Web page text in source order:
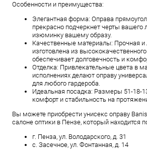
Особенности и преимущества:
Элегантная форма: Оправа
прекрасно подчеркнет черты вашего
изюминку вашему образу.
Качественные материалы: Прочная и
изготовлена из
обеспечивает долговечность и
Отделка: Привлекательные цвета в
исполнениях делают оправу
для любого гардероба.
Идеальная посадка: Размеры 51-18-
комфорт и стабильность на
Вы можете приобрести унисекс оправу
салоне оптики в Пензе, который находится
г. Пенза, ул. Володарского, д. 31
с. Засечное, ул. Фонтанная, д. 14